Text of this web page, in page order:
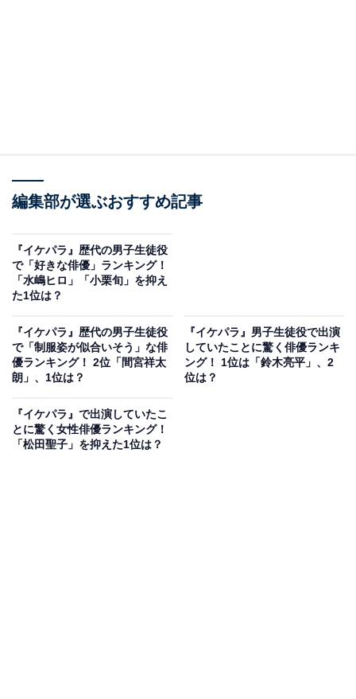
A post shared by 桐谷美玲 (@mirei_kiritani_)
第2位は、桐谷美玲さん。堀北真希さんがヒロインを務
め、小栗旬さん、生田斗真さん、水嶋ヒロさんなど錚々
『花ざかりの君たちへ〜イケメン♂パラダイス』で、聖
ブロッサム学園の尼崎カンナ役を演じました。許嫁であ
る第1寮の寮長で空手部主将・天王寺恵とのやりとりも
回答者からは、「美人（20代女性／広島県）」「可愛く
編集部が選ぶおすすめ記事
『イケパラ』歴代の男子生徒役
で「好きな俳優」ランキング！
「水嶋ヒロ」「小栗旬」を抑え
た1位は？
『イケパラ』歴代の男子生徒役
で「制服姿が似合いそう」な俳
優ランキング！ 2位「間宮祥太
朗」、1位は？
『イケパラ』男子生徒役で出演
していたことに驚く俳優ランキ
ング！ 1位は「鈴木亮平」、2
位は？
『イケパラ』で出演していたこ
とに驚く女性俳優ランキング！
「松田聖子」を抑えた1位は？